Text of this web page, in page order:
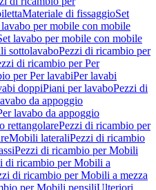
Materiale di fissaggioSet
lavabo per mobile con mobile
lavabo per mobile con mobile
sottolavaboPezzi di ricambio per
di ricambio per Per
per Per lavabiPer lavabi
doppiPiani per lavaboPezzi di
da appoggio
lavabo da appoggio
rettangolarePezzi di ricambio per
Mobili lateraliPezzi di ricambio
Pezzi di ricambio per Mobili
di ricambio per Mobili a
di ricambio per Mobili a mezza
per Mobili pensiliUlteriori